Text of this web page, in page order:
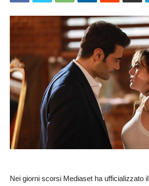
Nei giorni scorsi Mediaset ha ufficializzato il